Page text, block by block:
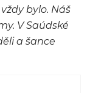
bylo. Náš
V Saúdské
a šance